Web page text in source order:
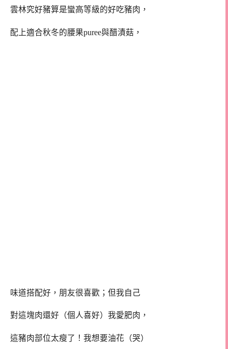
雲林究好豬算是蠻高等級的好吃豬肉，
配上適合秋冬的腰果puree與醋漬菇，
味道搭配好，朋友很喜歡；但我自己
對這塊肉還好（個人喜好）我愛肥肉，
這豬肉部位太瘦了！我想要油花（哭）